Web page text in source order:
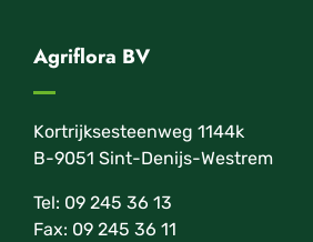
Agriflora BV
Kortrijksesteenweg 1144k
B-9051 Sint-Denijs-Westrem
Tel: 09 245 36 13
Fax: 09 245 36 11